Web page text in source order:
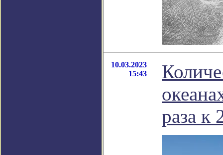
10.03.2023
15:43
раза к